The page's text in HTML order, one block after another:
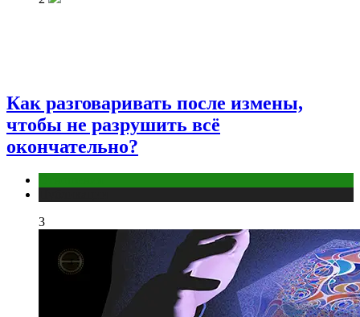
Как разговаривать после измены,
чтобы не разрушить всё
окончательно?
3